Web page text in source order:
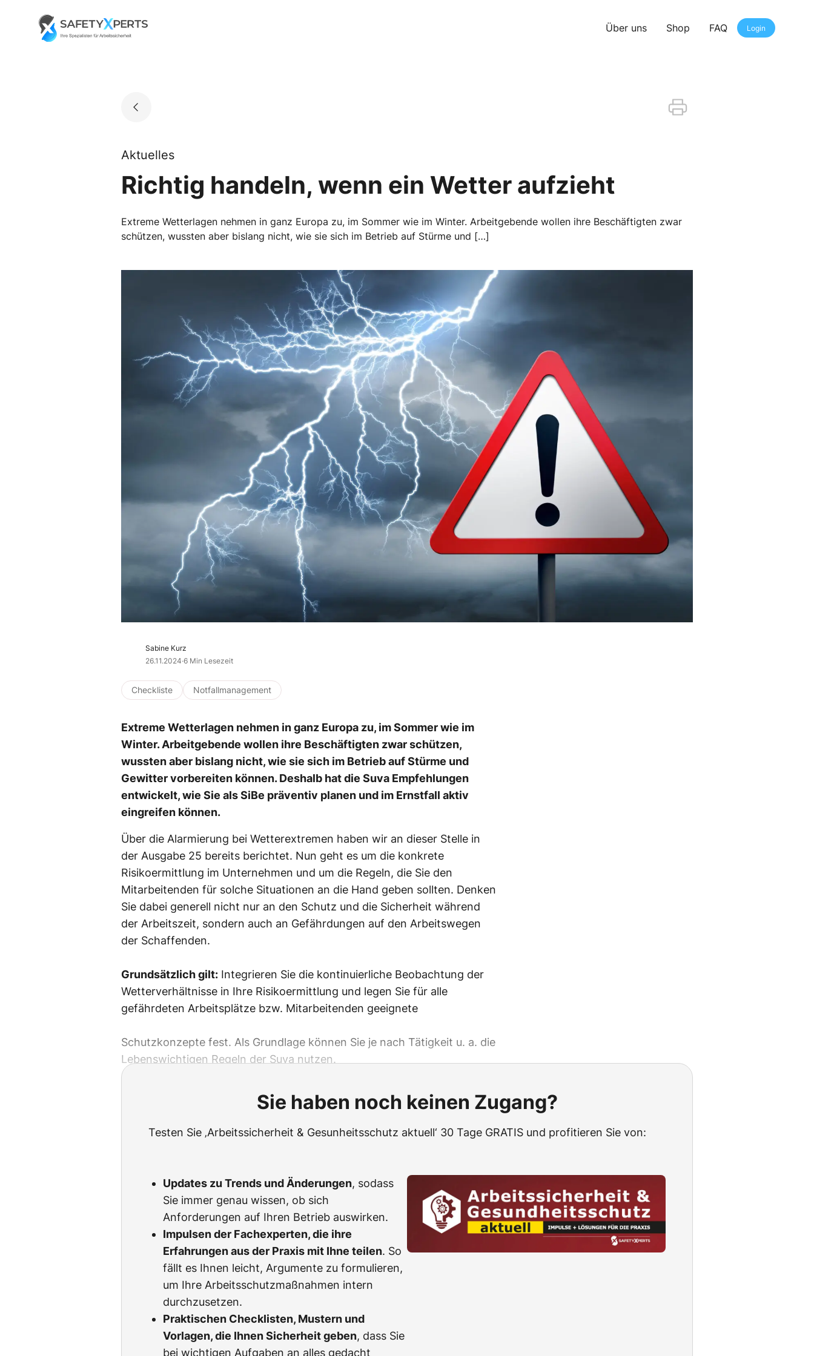
Go to landing page.
Über uns Shop FAQ Login
Aktuelles
Richtig handeln, wenn ein Wetter aufzieht
Extreme Wetterlagen nehmen in ganz Europa zu, im Sommer wie im Winter. Arbeitgebende wollen ihre Beschäftigten zwar
schützen, wussten aber bislang nicht, wie sie sich im Betrieb auf Stürme und […]
Sabine Kurz
26.11.2024·6 Min Lesezeit
Checkliste Notfallmanagement
Extreme Wetterlagen nehmen in ganz Europa zu, im Sommer wie im
Winter. Arbeitgebende wollen ihre Beschäftigten zwar schützen,
wussten aber bislang nicht, wie sie sich im Betrieb auf Stürme und
Gewitter vorbereiten können. Deshalb hat die Suva Empfehlungen
entwickelt, wie Sie als SiBe präventiv planen und im Ernstfall aktiv
eingreifen können.
Über die Alarmierung bei Wetterextremen haben wir an dieser Stelle in
der Ausgabe 25 bereits berichtet. Nun geht es um die konkrete
Risikoermittlung im Unternehmen und um die Regeln, die Sie den
Mitarbeitenden für solche Situationen an die Hand geben sollten. Denken
Sie dabei generell nicht nur an den Schutz und die Sicherheit während
der Arbeitszeit, sondern auch an Gefährdungen auf den Arbeitswegen
der Schaffenden.
Grundsätzlich gilt: Integrieren Sie die kontinuierliche Beobachtung der
Wetterverhältnisse in Ihre Risikoermittlung und legen Sie für alle
gefährdeten Arbeitsplätze bzw. Mitarbeitenden geeignete
Schutzkonzepte fest. Als Grundlage können Sie je nach Tätigkeit u. a. die
Lebenswichtigen Regeln der Suva nutzen.
Sie haben noch keinen Zugang?
Testen Sie ‚Arbeitssicherheit & Gesunheitsschutz aktuell‘ 30 Tage GRATIS und profitieren Sie von:
Updates zu Trends und Änderungen, sodass
Sie immer genau wissen, ob sich
Anforderungen auf Ihren Betrieb auswirken.
Impulsen der Fachexperten, die ihre
Erfahrungen aus der Praxis mit Ihne teilen. So
fällt es Ihnen leicht, Argumente zu formulieren,
um Ihre Arbeitsschutzmaßnahmen intern
durchzusetzen.
Praktischen Checklisten, Mustern und
Vorlagen, die Ihnen Sicherheit geben, dass Sie
bei wichtigen Aufgaben an alles gedacht